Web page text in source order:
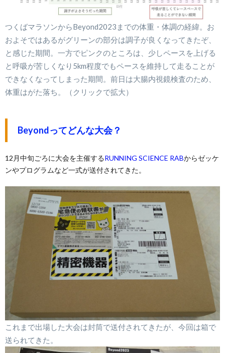
つくばマラソンからBeyond2023までの体重・体調の経緯。お
およそではあるがグリーンの部分は調子が良くなってきたぞ、
と感じた期間。一方でピンクのところは、少しペースを上げる
と呼吸が苦しくなり5km程度でもペースを維持して走ることが
できなくなってしまった期間。前日は大腸内視鏡検査のため、
体重はがた落ち。（クリックで拡大）
Beyondってどんな大会？
12月中旬ごろに大会を主催するRUNNING SCIENCE RABからゼッケ
ンやプログラムなど一式が送付されてきた。
これまで出場した大会は封筒で送付されてきたが、今回は箱で
送られてきた。